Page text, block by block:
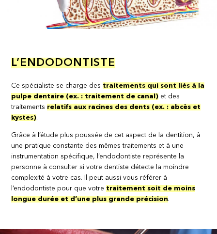
L’ENDODONTISTE
Ce spécialiste se charge des traitements qui sont liés à la
pulpe dentaire (ex. : traitement de canal) et des
traitements relatifs aux racines des dents (ex. : abcès et
kystes).
Grâce à l’étude plus poussée de cet aspect de la dentition, à
une pratique constante des mêmes traitements et à une
instrumentation spécifique, l’endodontiste représente la
personne à consulter si votre dentiste détecte la moindre
complexité à votre cas. Il peut aussi vous référer à
l’endodontiste pour que votre traitement soit de moins
longue durée et d’une plus grande précision.